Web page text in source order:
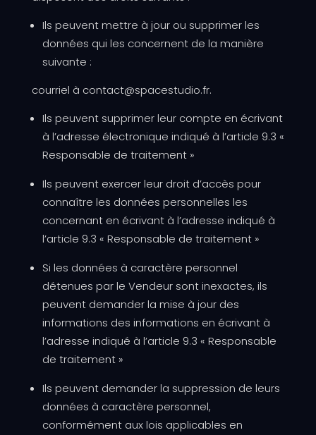
Ils peuvent mettre à jour ou supprimer les
données qui les concernent de la manière
suivante :
courriel à contact@spacestudio.fr.
Ils peuvent supprimer leur compte en écrivant
à l’adresse électronique indiqué à l’article 9.3 «
Responsable de traitement »
Ils peuvent exercer leur droit d’accès pour
connaître les données personnelles les
concernant en écrivant à l’adresse indiqué à
l’article 9.3 « Responsable de traitement »
Si les données à caractère personnel
détenues par le Vendeur sont inexactes, ils
peuvent demander la mise à jour des
informations des informations en écrivant à
l’adresse indiqué à l’article 9.3 « Responsable
de traitement »
Ils peuvent demander la suppression de leurs
données à caractère personnel,
conformément aux lois applicables en